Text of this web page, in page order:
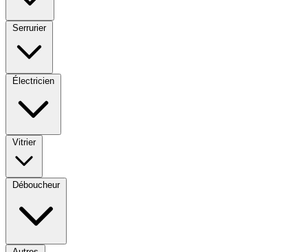
Serrurier
Électricien
Vitrier
Déboucheur